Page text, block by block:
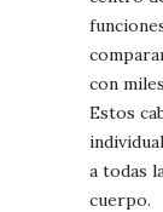
con
Estos
a todas
cuerpo.